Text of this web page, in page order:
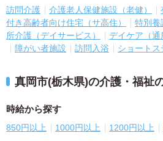
訪問介護 介護老人保健施設（老健）
付き高齢者向け住宅（サ高住）
特別養
所介護（デイサービス）
デイケア（通
障がい者施設
訪問入浴 ショートス
真岡市(栃木県)の介護・福祉
時給から探す
850円以上 1000円以上 1200円以上